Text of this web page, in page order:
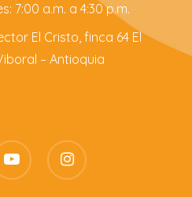
7:00 a.m. a 4:30 p.m.
El Cristo, finca 64 El
– Antioquia
instagram